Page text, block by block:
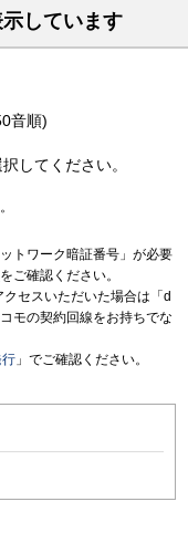
しています
音順)
してください。
トワーク暗証番号」が必要
をご確認ください。
セスいただいた場合は「d
モの契約回線をお持ちでな
」でご確認ください。